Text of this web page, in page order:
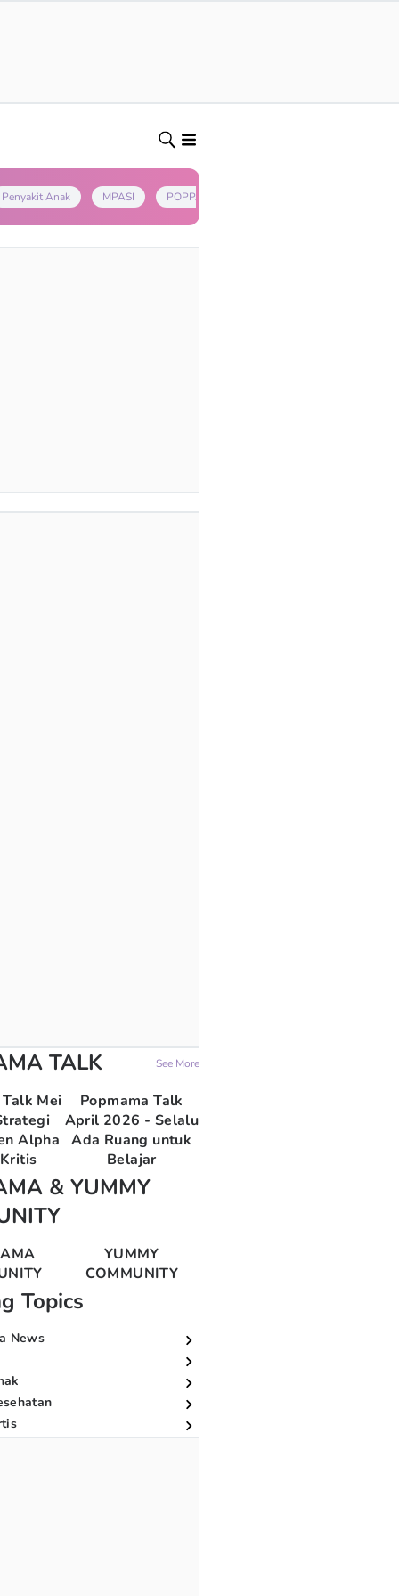
Penyakit Anak MPASI POPPAPA
TALK See More
Mei
Alpha
Popmama Talk
April 2026 - Selalu
Ada Ruang untuk
Belajar
& YUMMY
YUMMY
COMMUNITY
Topics
News